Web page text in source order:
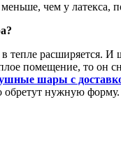
чем у латекса,
тепле расширяется.
помещение, то он
шары с
обретут нужную форму.